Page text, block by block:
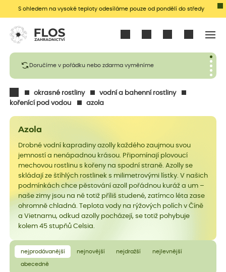
S ohledem na vysoké teploty odesíláme pouze od pondělí do středy
Doručíme v pořádku nebo zdarma vyměníme
okrasné rostliny
vodní a bahenní rostliny
kořenící pod vodou
azola
Azola
Drobné vodní kapradiny azolly každého zaujmou svou
jemností a nenápadnou krásou. Připomínají plovoucí
mechovou rostlinu s kořeny na spodní straně. Azolly se
skládají ze štíhlých rostlinek s milimetrovými lístky. V našich
podmínkách chce pěstování azoll pořádnou kuráž a um –
naše zimy jsou na ně totiž příliš studené, zatímco léta zase
ohromně chladná. Teplota vody na rýžových polích v Číně
a Vietnamu, odkud azolly pocházejí, se totiž pohybuje
kolem 45 stupňů Celsia.
nejprodávanější nejnovější nejdražší nejlevnější
abecedně